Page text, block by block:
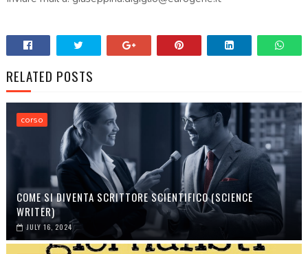
RELATED POSTS
corso
COME SI DIVENTA SCRITTORE SCIENTIFICO (SCIENCE
WRITER)
JULY 16, 2024